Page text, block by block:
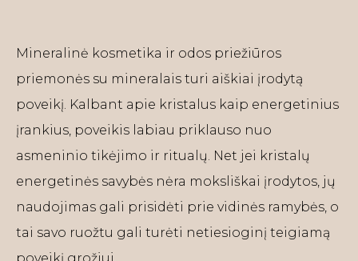
Mineralinė kosmetika ir odos priežiūros
priemonės su mineralais turi aiškiai įrodytą
poveikį. Kalbant apie kristalus kaip energetinius
įrankius, poveikis labiau priklauso nuo
asmeninio tikėjimo ir ritualų. Net jei kristalų
energetinės savybės nėra moksliškai įrodytos, jų
naudojimas gali prisidėti prie vidinės ramybės, o
tai savo ruožtu gali turėti netiesioginį teigiamą